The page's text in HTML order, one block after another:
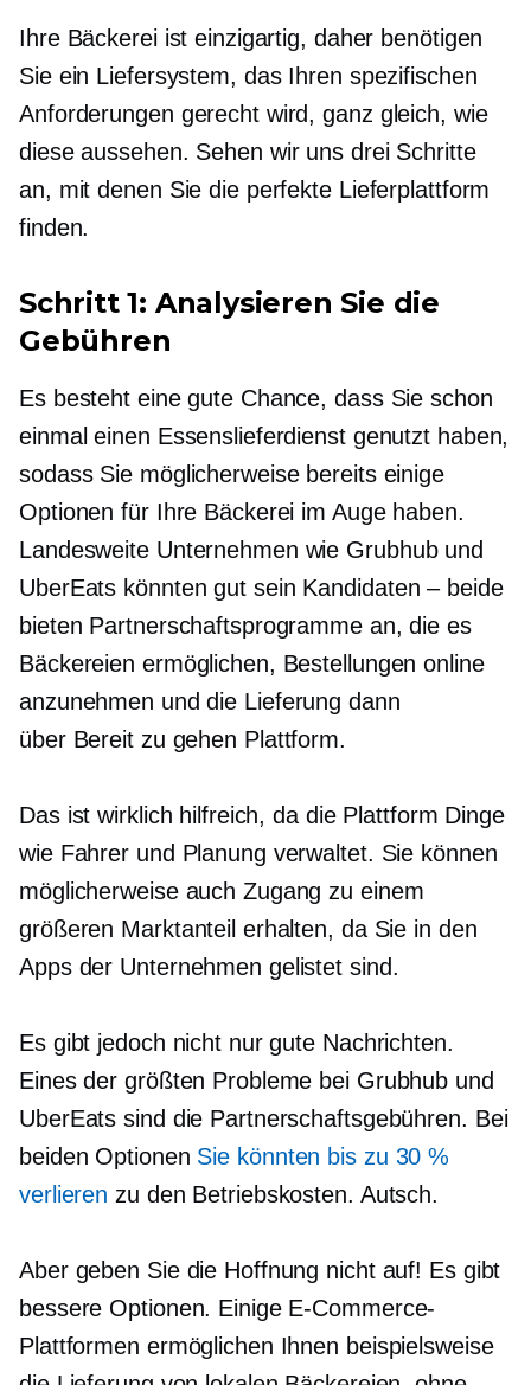
Ihre Bäckerei ist einzigartig, daher benötigen
Sie ein Liefersystem, das Ihren spezifischen
Anforderungen gerecht wird, ganz gleich, wie
diese aussehen. Sehen wir uns drei Schritte
an, mit denen Sie die perfekte Lieferplattform
finden.
Schritt 1: Analysieren Sie die
Gebühren
Es besteht eine gute Chance, dass Sie schon
einmal einen Essenslieferdienst genutzt haben,
sodass Sie möglicherweise bereits einige
Optionen für Ihre Bäckerei im Auge haben.
Landesweite Unternehmen wie Grubhub und
UberEats könnten gut sein Kandidaten – beide
bieten Partnerschaftsprogramme an, die es
Bäckereien ermöglichen, Bestellungen online
anzunehmen und die Lieferung dann
über Bereit zu gehen Plattform.
Das ist wirklich hilfreich, da die Plattform Dinge
wie Fahrer und Planung verwaltet. Sie können
möglicherweise auch Zugang zu einem
größeren Marktanteil erhalten, da Sie in den
Apps der Unternehmen gelistet sind.
Es gibt jedoch nicht nur gute Nachrichten.
Eines der größten Probleme bei Grubhub und
UberEats sind die Partnerschaftsgebühren. Bei
beiden Optionen Sie könnten bis zu 30 %
verlieren zu den Betriebskosten. Autsch.
Aber geben Sie die Hoffnung nicht auf! Es gibt
bessere Optionen. Einige E-Commerce-
Plattformen ermöglichen Ihnen beispielsweise